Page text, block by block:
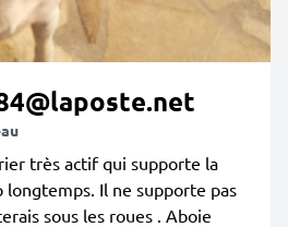
très actif qui supporte la
longtemps. Il ne supporte pas
sous les roues . Aboie